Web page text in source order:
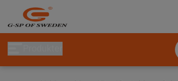
Hoppa till innehållet